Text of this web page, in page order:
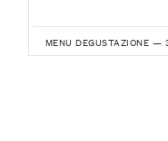
MENU DEGUSTAZIONE —